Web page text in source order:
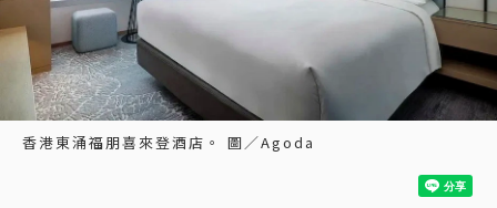
香港東涌福朋喜來登酒店。 圖／Agoda